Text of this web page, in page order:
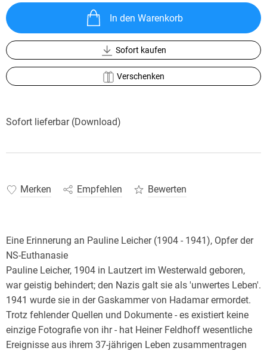
In den Warenkorb
Sofort kaufen
Verschenken
Sofort lieferbar (Download)
Merken Empfehlen Bewerten
Eine Erinnerung an Pauline Leicher (1904 - 1941), Opfer der
NS-Euthanasie
Pauline Leicher, 1904 in Lautzert im Westerwald geboren,
war geistig behindert; den Nazis galt sie als 'unwertes Leben'.
1941 wurde sie in der Gaskammer von Hadamar ermordet.
Trotz fehlender Quellen und Dokumente - es existiert keine
einzige Fotografie von ihr - hat Heiner Feldhoff wesentliche
Ereignisse aus ihrem 37-jährigen Leben zusammentragen